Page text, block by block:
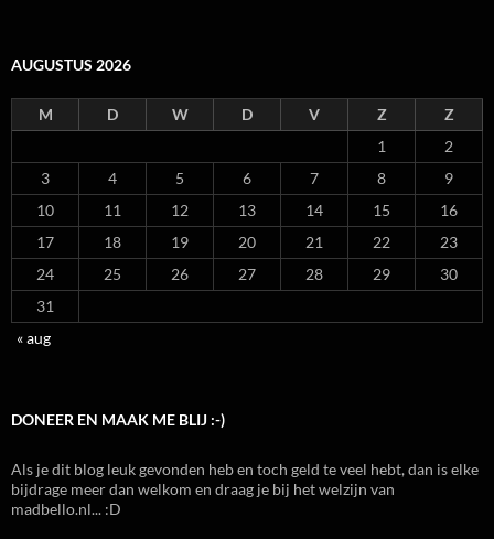
AUGUSTUS 2026
M D W D V Z
Z
1
2
3
4 5 6 7 8
9
10
11 12 13 14 15
16
17
18 19 20 21 22
23
24
25 26 27 28 29
30
31
« aug
DONEER EN MAAK ME BLIJ :-)
Als je dit blog leuk gevonden heb en toch geld te veel hebt, dan is elke
bijdrage meer dan welkom en draag je bij het welzijn van
madbello.nl... :D